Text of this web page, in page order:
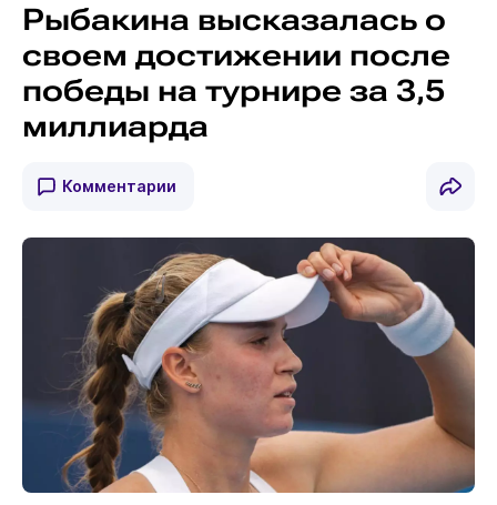
Рыбакина высказалась о
своем достижении после
победы на турнире за 3,5
миллиарда
Комментарии